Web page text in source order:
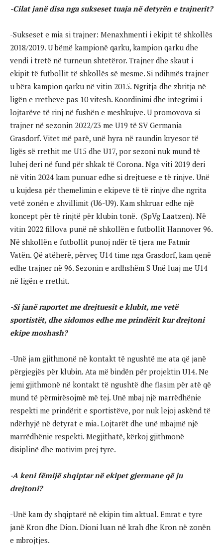
-Cilat janë disa nga sukseset tuaja në detyrën e trajnerit?
-Sukseset e mia si trajner: Menaxhmenti i ekipit të shkollës
2018/2019. U bëmë kampionë qarku, kampion qarku dhe
vendi i tretë në turneun shtetëror. Trajner dhe skaut i
ekipit të futbollit të shkollës së mesme. Si ndihmës trajner
u bëra kampion qarku në vitin 2015. Ngritja dhe zbritja në
ligën e rretheve pas 10 vitesh. Koordinimi dhe integrimi i
lojtarëve të rinj në fushën e meshkujve. U promovova si
trajner në sezonin 2022/23 me U19 të SV Germania
Grasdorf. Vitet më parë, unë hyra në raundin kryesor të
ligës së rrethit me U15 dhe U17, por sezoni nuk mund të
luhej deri në fund për shkak të Corona. Nga viti 2019 deri
në vitin 2024 kam punuar edhe si drejtuese e të rinjve. Unë
u kujdesa për themelimin e ekipeve të të rinjve dhe ngrita
vetë zonën e zhvillimit (U6-U9). Kam shkruar edhe një
koncept për të rinjtë për klubin tonë. (SpVg Laatzen). Në
vitin 2022 fillova punë në shkollën e futbollit Hannover 96.
Në shkollën e futbollit punoj ndër të tjera me Fatmir
Vatën. Që atëherë, përveç U14 time nga Grasdorf, kam qenë
edhe trajner në 96. Sezonin e ardhshëm S Unë luaj me U14
në ligën e rrethit.
-Si janë raportet me drejtuesit e klubit, me vetë
sportistët, dhe sidomos edhe me prindërit kur drejtoni
ekipe moshash?
-Unë jam gjithmonë në kontakt të ngushtë me ata që janë
përgjegjës për klubin. Ata më bindën për projektin U14. Ne
jemi gjithmonë në kontakt të ngushtë dhe flasim për atë që
mund të përmirësojmë më tej. Unë mbaj një marrëdhënie
respekti me prindërit e sportistëve, por nuk lejoj askënd të
ndërhyjë në detyrat e mia. Lojtarët dhe unë mbajmë një
marrëdhënie respekti. Megjithatë, kërkoj gjithmonë
disiplinë dhe motivim prej tyre.
-A keni fëmijë shqiptar në ekipet gjermane që ju
drejtoni?
-Unë kam dy shqiptarë në ekipin tim aktual. Emrat e tyre
janë Kron dhe Dion. Dioni luan në krah dhe Kron në zonën
e mbrojtjes.